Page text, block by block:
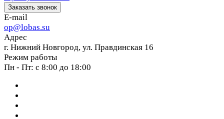
Заказать звонок
E-mail
op@lobas.su
Адрес
г. Нижний Новгород, ул. Правдинская 16
Режим работы
Пн - Пт: с 8:00 до 18:00